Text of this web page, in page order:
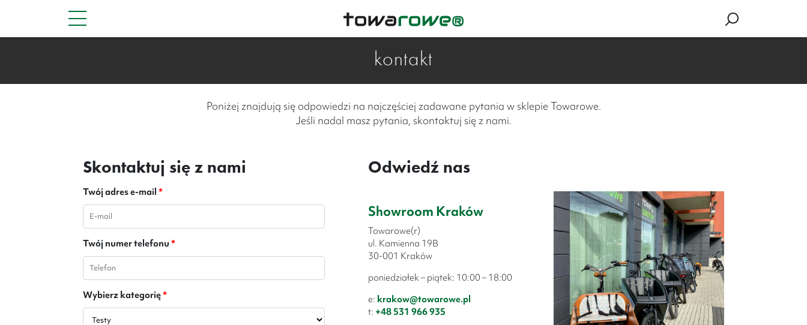
kontakt
Poniżej znajdują się odpowiedzi na najczęściej zadawane pytania w sklepie Towarowe.
Jeśli nadal masz pytania, skontaktuj się z nami.
Skontaktuj się z nami
Twój adres e-mail *
Twój numer telefonu *
Wybierz kategorię*
Odwiedź nas
Showroom Kraków
Towarowe(r)
ul. Kamienna 19B
30-001 Kraków
poniedziałek – piątek: 10:00 – 18:00
e: krakow@towarowe.pl
t: +48 531 966 935